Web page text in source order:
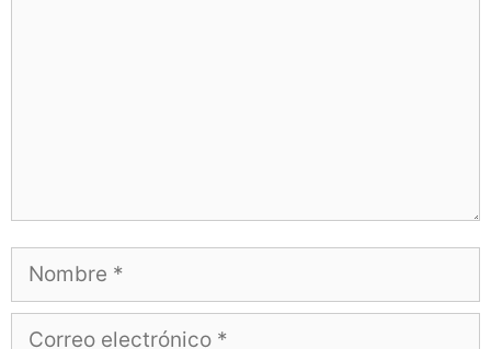
Nombre
Correo